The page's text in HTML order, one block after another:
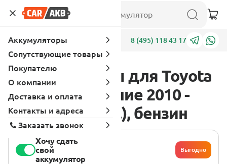
Адреса 8 (495) 118 43 17
Аккумуляторы для Toyota
Yaris 3 поколение 2010 -
2014 1.3 (99 л.с.), бензин
Хочу сдать
свой
аккумулятор
Выгодно
Аккумуляторы
Сопутствующие товары
Покупателю
О компании
Доставка и оплата
Контакты и адреса
Заказать звонок